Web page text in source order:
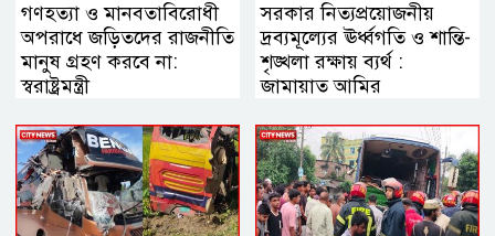
গণহত্যা ও মানবতাবিরোধী
অপরাধে জড়িতদের রাজনীতি
মানুষ গ্রহণ করবে না:
স্বরাষ্ট্রমন্ত্রী
সরকার নিত্যপ্রয়োজনীয়
দ্রব্যমূল্যের ঊর্ধ্বগতি ও শান্তি-
শৃঙ্খলা রক্ষায় ব্যর্থ :
জামায়াত আমির